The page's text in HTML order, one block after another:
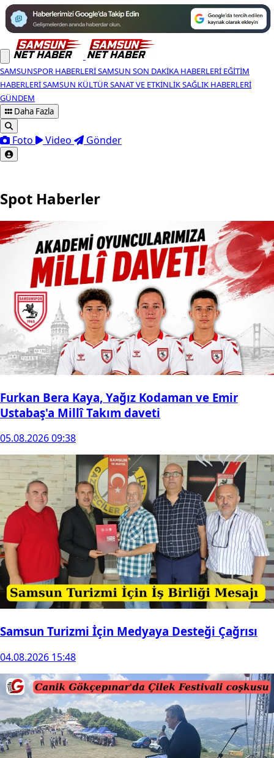
SAMSUNSPOR HABERLERISAMSUN SON DAKIKA HABERLERI EĞITIM
HABERLERISAMSUN KÜLTÜR SANAT VE ETKINLIKSAĞLIK HABERLERI
GÜNDEM
Daha Fazla
Foto Video Gönder
Spot Haberler
Furkan Bera Kaya, Yağız Kodaman ve Emir
Ustabaş'a Millî Takım daveti
05.08.2026 09:38
Samsun Turizmi İçin Medyaya Desteği Çağrısı
04.08.2026 15:48